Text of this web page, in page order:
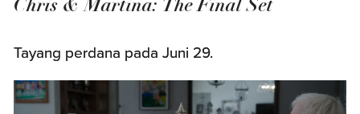
Tayang perdana pada Juni 29.